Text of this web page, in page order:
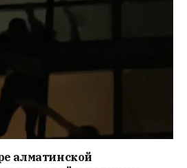
алматинской